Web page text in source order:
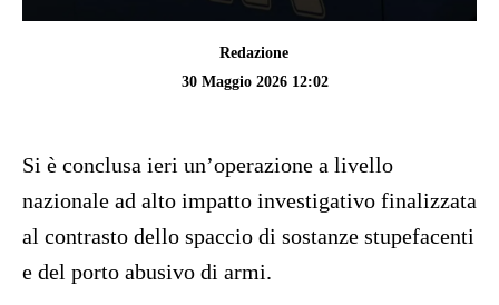
Redazione
30 Maggio 2026 12:02
Si è conclusa ieri un’operazione a livello
nazionale ad alto impatto investigativo finalizzata
al contrasto dello spaccio di sostanze stupefacenti
e del porto abusivo di armi.